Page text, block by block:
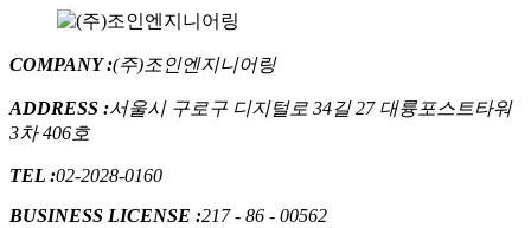
COMPANY :(주)조인엔지니어링
ADDRESS :서울시 구로구 디지털로 34길 27 대륭포스트타워
3차 406호
TEL :02-2028-0160
BUSINESS LICENSE :217 - 86 - 00562